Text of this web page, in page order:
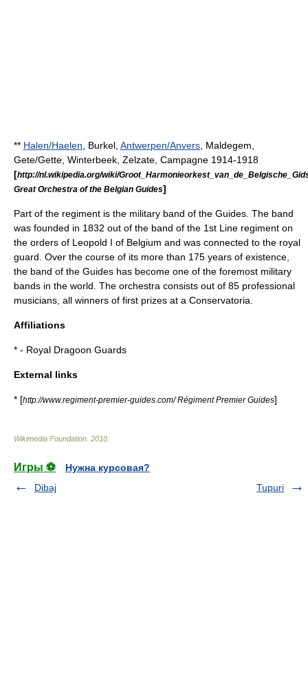
** Halen/Haelen , Burkel, Antwerpen/Anvers , Maldegem,
Gete/Gette, Winterbeek, Zelzate, Campagne 1914-1918
[http://nl.wikipedia.org/wiki/
Great Orchestra of the Belgian Guides]
Part of the regiment is the military band of the Guides. The band
was founded in 1832 out of the band of the 1st Line regiment on
the orders of Leopold I of Belgium and was connected to the royal
guard. Over the course of its more than 175 years of existence,
the band of the Guides has become one of the foremost military
bands in the world. The orchestra consists out of 85 professional
musicians, all winners of first prizes at a Conservatoria.
Affiliations
* - Royal Dragoon Guards
External links
* [http://www.regiment-premier-guides.com/ Régiment Premier Guides]
Wikimedia Foundation 2010
Игры ⚽
Нужна курсовая?
Dibaj
Tupuri